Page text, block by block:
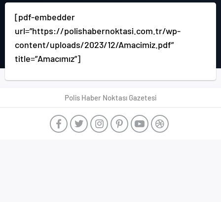
[pdf-embedder
url=”https://polishabernoktasi.com.tr/wp-
content/uploads/2023/12/Amacimiz.pdf”
title=”Amacımız”]
Polis Haber Noktası Gazetesi